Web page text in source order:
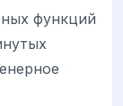
функций